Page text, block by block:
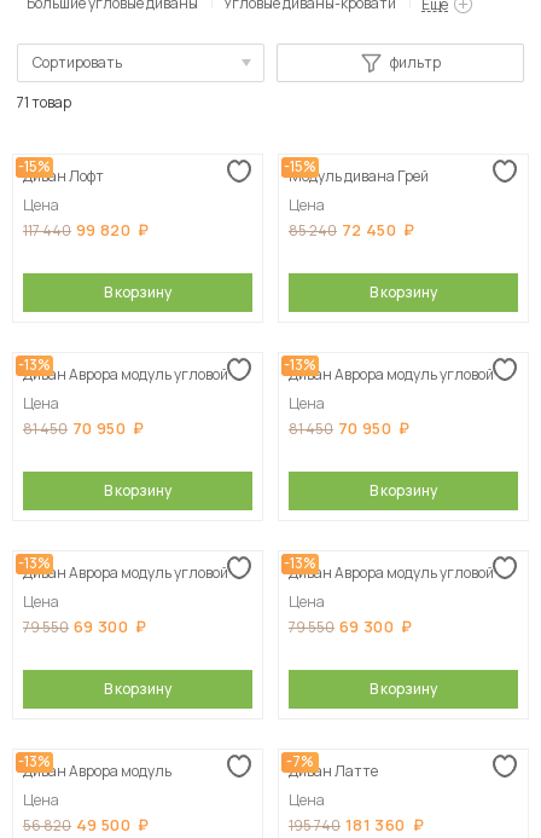
Сортировать
фильтр
71 товар
-15%
Диван Лофт
Цена
117 440 99 820
В корзину
-15%
Модуль дивана Грей
Цена
85 240 72 450
В корзину
-13%
Диван Аврора модуль угловой
Цена
81 450 70 950
В корзину
-13%
Диван Аврора модуль угловой
Цена
81 450 70 950
В корзину
-13%
Диван Аврора модуль угловой
Цена
79 550 69 300
В корзину
-13%
Диван Аврора модуль угловой
Цена
79 550 69 300
В корзину
-13%
Диван Аврора модуль
Цена
56 820 49 500
-7%
Диван Латте
Цена
195 740 181 360